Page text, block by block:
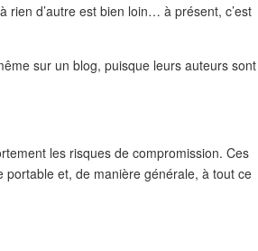
d’autre est bien loin… à présent, c’est
sur un blog, puisque leurs auteurs sont
les risques de compromission. Ces
portable et, de manière générale, à tout ce